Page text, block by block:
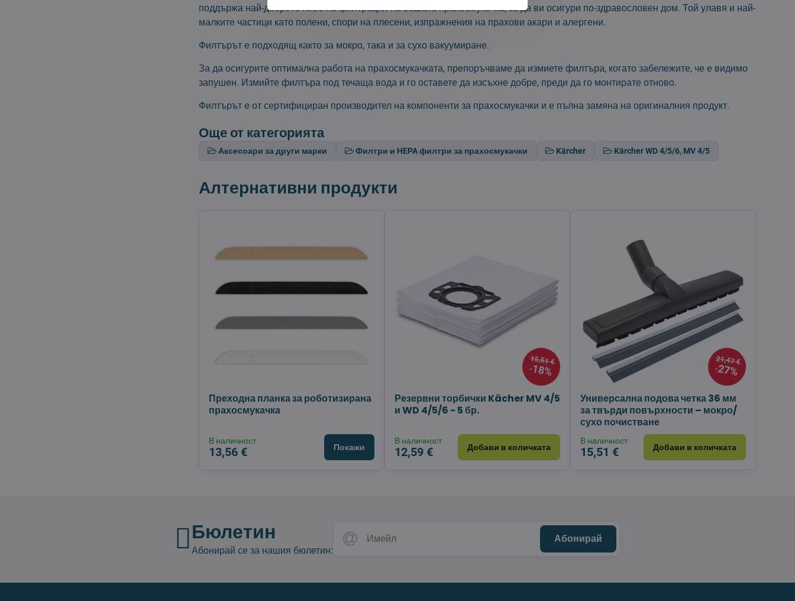
поддържа най-доброто ниво на филтрация на вашата прахосмукачка, за да ви осигури по-здравословен дом. Той улавя и най-
малките частици като полени, спори на плесени, изпражнения на прахови акари и алергени.
Филтърът е подходящ както за мокро, така и за сухо вакуумиране.
За да осигурите оптимална работа на прахосмукачката, препоръчваме да измиете филтъра, когато забележите, че е видимо
запушен. Измийте филтъра под течаща вода и го оставете да изсъхне добре, преди да го монтирате отново.
Филтърът е от сертифициран производител на компоненти за прахосмукачки и е пълна замяна на оригиналния продукт.
Още от категорията
Аксесоари за други марки Филтри и HEPA филтри за прахосмукачки Kärcher Kärcher WD 4/5/6, MV 4/5
Алтернативни продукти
Преходна планка за роботизирана
прахосмукачка
В наличност
13,56 € Покажи
15,51 €
18%
Резервни торбички Kächer MV 4/5
и WD 4/5/6 - 5 бр.
В наличност
12,59 € Добави в количката
21,47 €
27%
Универсална подова четка 36 мм
за твърди повърхности – мокро/
сухо почистване
В наличност
15,51 € Добави в количката
Бюлетин
Абонирай се за нашия бюлетин:
Абонирай